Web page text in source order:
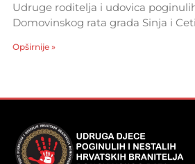
Udruge roditelja i udovica
Domovinskog rata grada Sinja i
Opširnije »